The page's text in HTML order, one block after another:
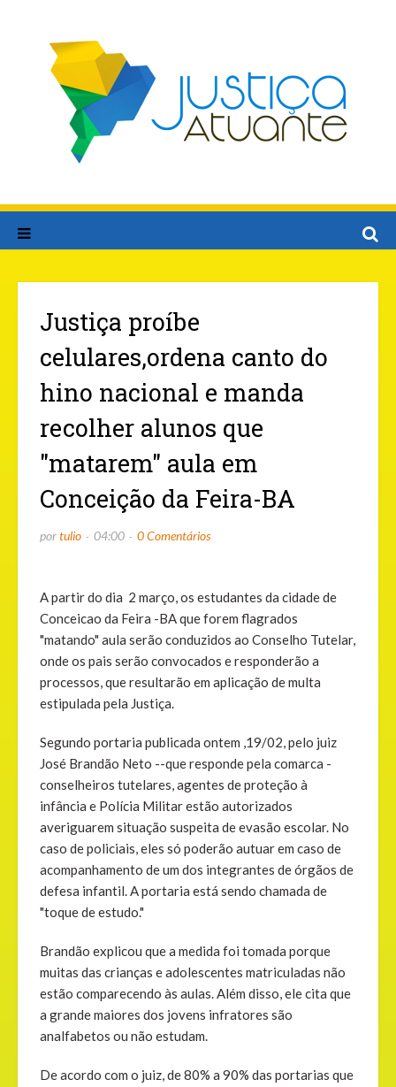
Justiça proíbe
celulares,ordena canto do
hino nacional e manda
recolher alunos que
"matarem" aula em
Conceição da Feira-BA
portulio 04:00 0 Comentários
A partir do dia 2 março, os estudantes da cidade de
Conceicao da Feira -BA que forem flagrados
"matando" aula serão conduzidos ao Conselho Tutelar,
onde os pais serão convocados e responderão a
processos, que resultarão em aplicação de multa
estipulada pela Justiça.
Segundo portaria publicada ontem ,19/02, pelo juiz
José Brandão Neto --que responde pela comarca -
conselheiros tutelares, agentes de proteção à
infância e Polícia Militar estão autorizados
averiguarem situação suspeita de evasão escolar. No
caso de policiais, eles só poderão autuar em caso de
acompanhamento de um dos integrantes de órgãos de
defesa infantil. A portaria está sendo chamada de
"toque de estudo."
Brandão explicou que a medida foi tomada porque
muitas das crianças e adolescentes matriculadas não
estão comparecendo às aulas. Além disso, ele cita que
a grande maiores dos jovens infratores são
analfabetos ou não estudam.
De acordo com o juiz, de 80% a 90% das portarias que